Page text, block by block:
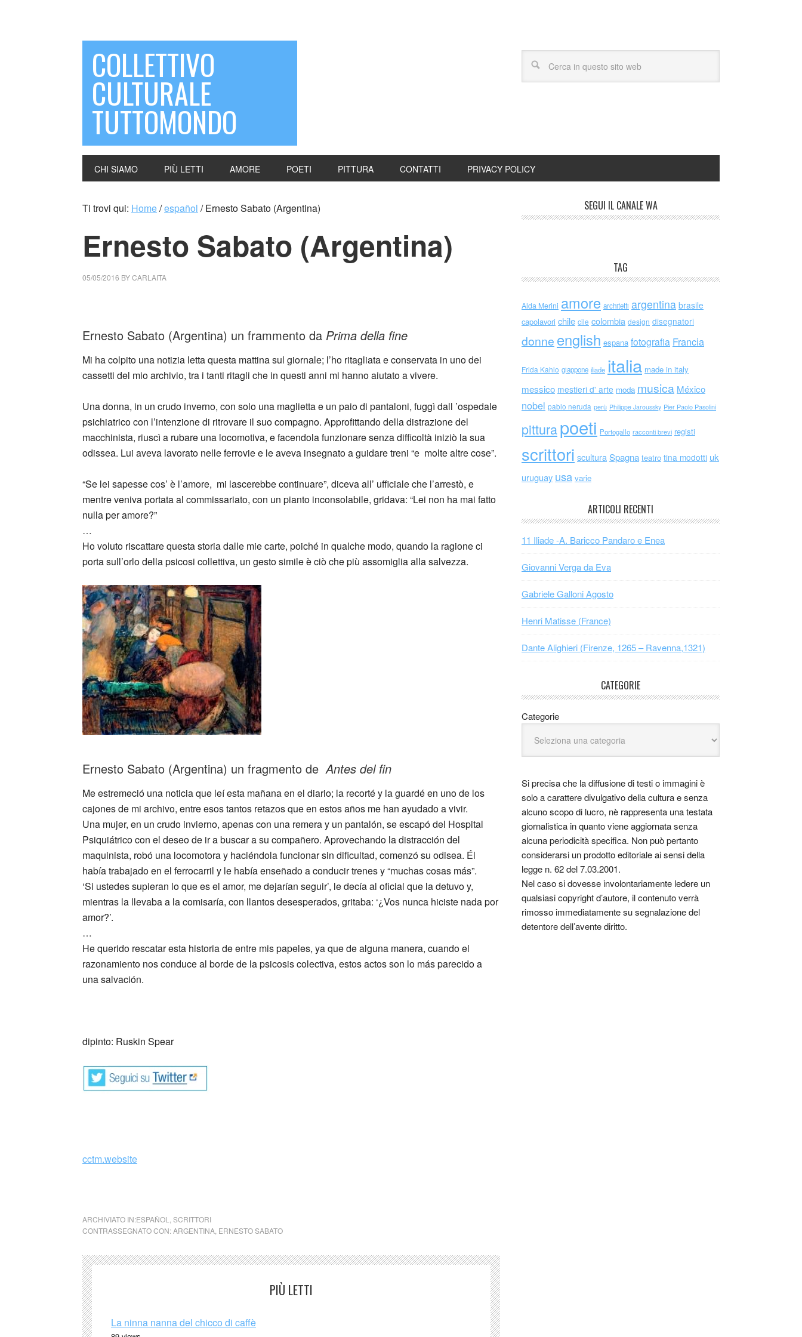
COLLETTIVO
CULTURALE
TUTTOMONDO
CHI SIAMO PIÙ LETTI AMORE POETI PITTURA CONTATTI PRIVACY POLICY
Ti trovi qui: Home/español /Ernesto Sabato (Argentina)
Ernesto Sabato (Argentina)
05/05/2016 BYCARLAITA
Ernesto Sabato (Argentina) un frammento da Prima della fine
Mi ha colpito una notizia letta questa mattina sul giornale; l’ho ritagliata e conservata in uno dei
cassetti del mio archivio, tra i tanti ritagli che in questi anni mi hanno aiutato a vivere.
Una donna, in un crudo inverno, con solo una maglietta e un paio di pantaloni, fuggì dall ’ospedale
psichiatrico con l’intenzione di ritrovare il suo compagno. Approfittando della distrazione del
macchinista, riuscì a rubare una locomotiva, e facendola funzionare senza difficoltà iniziò la sua
odissea. Lui aveva lavorato nelle ferrovie e le aveva insegnato a guidare treni “e molte altre cose”.
“Se lei sapesse cos’ è l’amore, mi lascerebbe continuare”, diceva all’ ufficiale che l’arrestò, e
mentre veniva portata al commissariato, con un pianto inconsolabile, gridava: “Lei non ha mai fatto
nulla per amore?”
…
Ho voluto riscattare questa storia dalle mie carte, poiché in qualche modo, quando la ragione ci
porta sull’orlo della psicosi collettiva, un gesto simile è ciò che più assomiglia alla salvezza.
Ernesto Sabato (Argentina) un fragmento deAntes del fin
Me estremeció una noticia que leí esta mañana en el diario; la recorté y la guardé en uno de los
cajones de mi archivo, entre esos tantos retazos que en estos años me han ayudado a vivir.
Una mujer, en un crudo invierno, apenas con una remera y un pantalón, se escapó del Hospital
Psiquiátrico con el deseo de ir a buscar a su compañero. Aprovechando la distracción del
maquinista, robó una locomotora y haciéndola funcionar sin dificultad, comenzó su odisea. Él
había trabajado en el ferrocarril y le había enseñado a conducir trenes y “muchas cosas más”.
‘Si ustedes supieran lo que es el amor, me dejarían seguir’, le decía al oficial que la detuvo y,
mientras la llevaba a la comisaría, con llantos desesperados, gritaba: ‘¿Vos nunca hiciste nada por
amor?’.
…
He querido rescatar esta historia de entre mis papeles, ya que de alguna manera, cuando el
razonamiento nos conduce al borde de la psicosis colectiva, estos actos son lo más parecido a
una salvación.
dipinto: Ruskin Spear
cctm.website
ARCHIVIATO IN:ESPAÑOL
SCRITTORI
CONTRASSEGNATO CON:ARGENTINA ERNESTO SABATO
PIÙ LETTI
La ninna nanna del chicco di caffè
SEGUI IL CANALE WA
TAG
Alda Merini amore architetti argentina brasile
capolavori chile cile colombia design disegnatori
donne english espana fotografia Francia
Frida Kahlo giappone iliade italia made in italy
messico mestieri d' arte moda musica México
nobel pablo neruda perù Philippe Jaroussky Pier Paolo Pasolini
pitturapoeti Portogallo racconti brevi registi
scrittori scultura Spagna teatro tina modotti uk
uruguay usa varie
ARTICOLI RECENTI
11 Iliade -A. Baricco Pandaro e Enea
Giovanni Verga da Eva
Gabriele Galloni Agosto
Henri Matisse (France)
Dante Alighieri (Firenze, 1265 – Ravenna,1321)
CATEGORIE
Categorie
Si precisa che la diffusione di testi o immagini è
solo a carattere divulgativo della cultura e senza
alcuno scopo di lucro, nè rappresenta una testata
giornalistica in quanto viene aggiornata senza
alcuna periodicità specifica. Non può pertanto
considerarsi un prodotto editoriale ai sensi della
legge n. 62 del 7.03.2001.
Nel caso si dovesse involontariamente ledere un
qualsiasi copyright d’autore, il contenuto verrà
rimosso immediatamente su segnalazione del
detentore dell’avente diritto.